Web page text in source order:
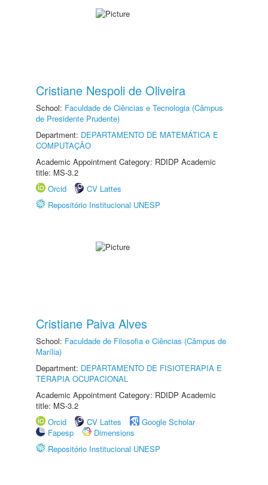
Cristiane Nespoli de Oliveira
School: Faculdade de Ciências e Tecnologia (Câmpus
de Presidente Prudente)
Department: DEPARTAMENTO DE MATEMÁTICA E
COMPUTAÇÃO
Academic Appointment Category: RDIDP Academic
title: MS-3.2
Orcid
CV Lattes
Repositório Institucional UNESP
Cristiane Paiva Alves
School: Faculdade de Filosofia e Ciências (Câmpus de
Marília)
Department: DEPARTAMENTO DE FISIOTERAPIA E
TERAPIA OCUPACIONAL
Academic Appointment Category: RDIDP Academic
title: MS-3.2
Orcid
CV Lattes
Google Scholar
Fapesp
Dimensions
Repositório Institucional UNESP